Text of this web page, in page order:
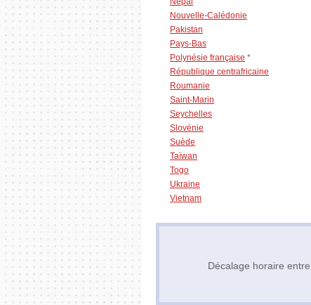
Nouvelle-Calédonie
Pakistan
Pays-Bas
Polynésie française *
République centrafricaine
Roumanie
Saint-Marin
Seychelles
Slovénie
Suède
Taïwan
Togo
Ukraine
Vietnam
Décalage horaire entre